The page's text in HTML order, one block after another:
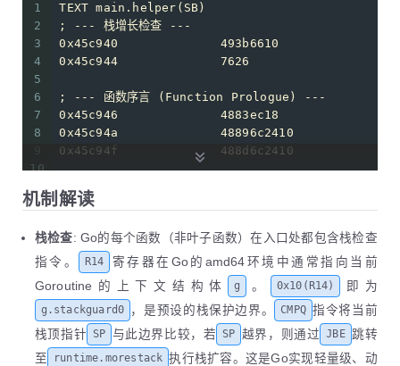
1
2
3
4
5
6
7
8
10
12
14
15
17
18
19
TEXT main.helper(SB)
; --- 栈增长检查 ---
0x45c940              493b6610
0x45c944              7626
; --- 函数序言 (Function Prologue) ---
0x45c946              4883ec18
0x45c94a              48896c2410
0x45c94f              488d6c2410
; --- 函数体与故障点 ---
        return fn(a, b)
0x45c960              ffd6
; --- 函数结语 (Function Epilogue) ---
0x45c962              488b6c2410
0x45c967              4883c418
0x45c96b              c3
机制解读
栈检查: Go的每个函数（非叶子函数）在入口处都包含栈检查
指令。
R14
寄存器在Go的amd64环境中通常指向当前
Goroutine的上下文结构体
g 。 0x10(R14) 即为
g.stackguard0 ，是预设的栈保护边界。 CMPQ 指令将当前
栈顶指针
SP 与此边界比较，若 SP 越界，则通过 JBE 跳转
至
runtime.morestack 执行栈扩容。这是Go实现轻量级、动